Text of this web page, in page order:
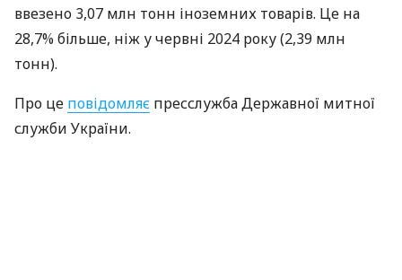
ввезено 3,07 млн тонн іноземних товарів. Це на
28,7% більше, ніж у червні 2024 року (2,39 млн
тонн).
Про це повідомляє пресслужба Державної митної
служби України.